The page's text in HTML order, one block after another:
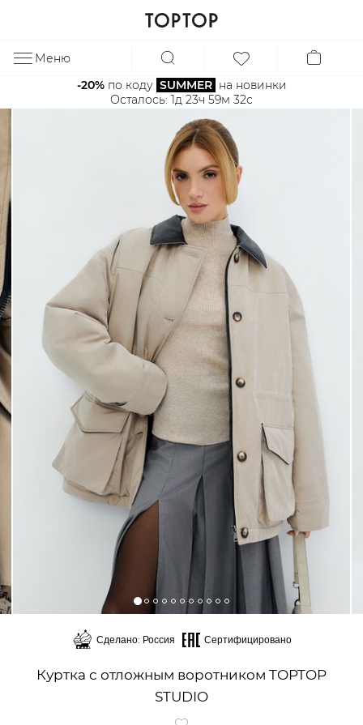
Меню
-20% по коду SUMMER на новинки
Осталось: 1д 23ч 59м 32с
Сделано: Россия Сертифицировано
Куртка с отложным воротником TOPTOP
STUDIO